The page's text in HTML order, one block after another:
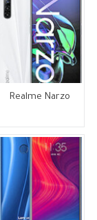
Realme Narzo